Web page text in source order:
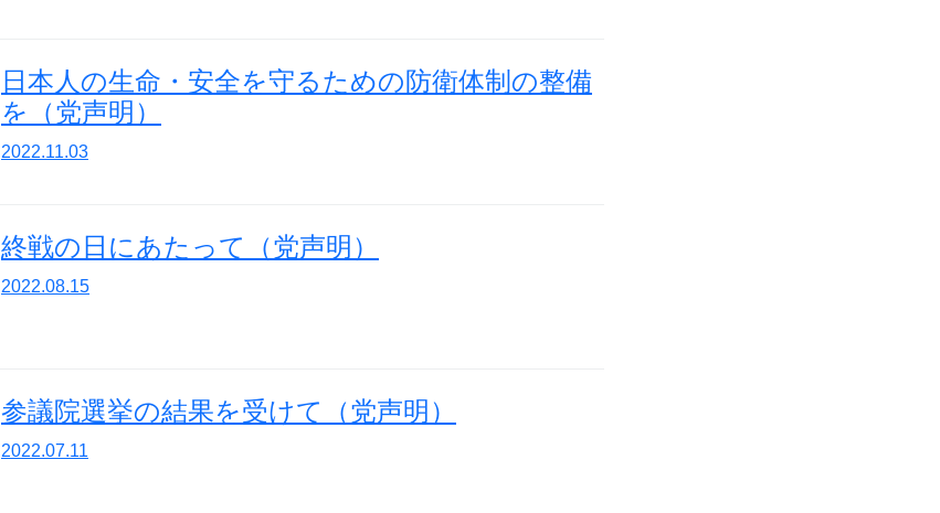
日本人の生命・安全を守るための防衛体制の整備
を（党声明）
2022.11.03
終戦の日にあたって（党声明）
2022.08.15
参議院選挙の結果を受けて（党声明）
2022.07.11